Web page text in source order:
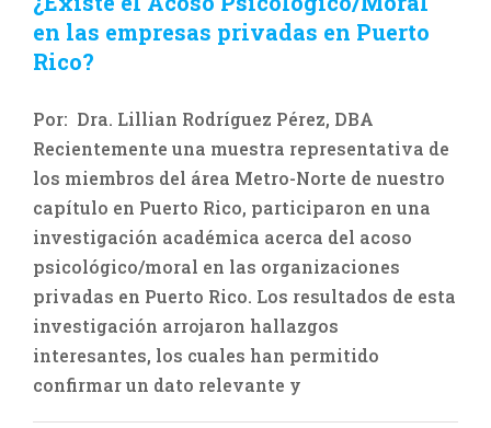
en las empresas privadas en Puerto
Rico?
Por: Dra. Lillian Rodríguez Pérez, DBA
Recientemente una muestra representativa de
los miembros del área Metro-Norte de nuestro
capítulo en Puerto Rico, participaron en una
investigación académica acerca del acoso
psicológico/moral en las organizaciones
privadas en Puerto Rico. Los resultados de esta
investigación arrojaron hallazgos
interesantes, los cuales han permitido
confirmar un dato relevante y